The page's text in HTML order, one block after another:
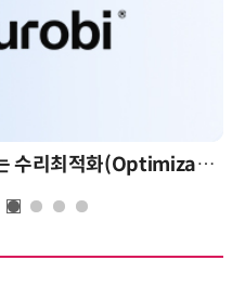
AI 시대의 의사결정을 바꾸는 수리최적화(Optimization): 실제 산업 적용 사례와 활용 전략